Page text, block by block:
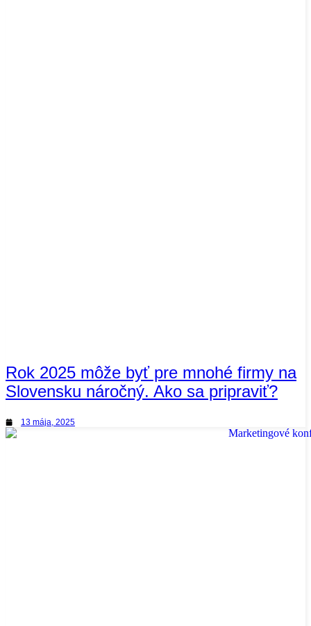
Rok 2025 môže byť pre mnohé firmy na
Slovensku náročný. Ako sa pripraviť?
13 mája, 2025